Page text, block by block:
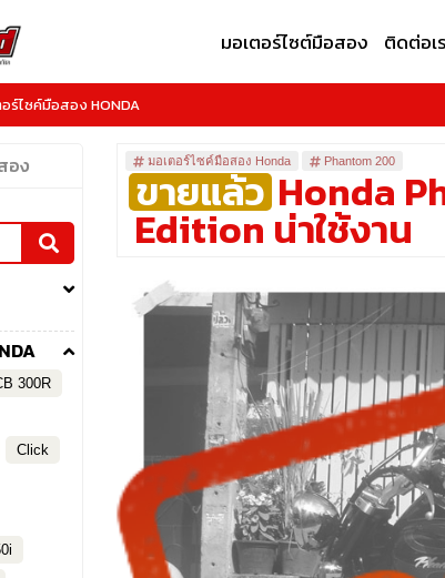
มอเตอร์ไซต์มือสอง ติดต่อเ
ร์ไซค์มือสอง HONDA
Phantom 200
มอเตอร์ไซค์มือสอง Honda
ขายแล้ว Honda
Edition น่าใช้งาน
อง
300R
Click